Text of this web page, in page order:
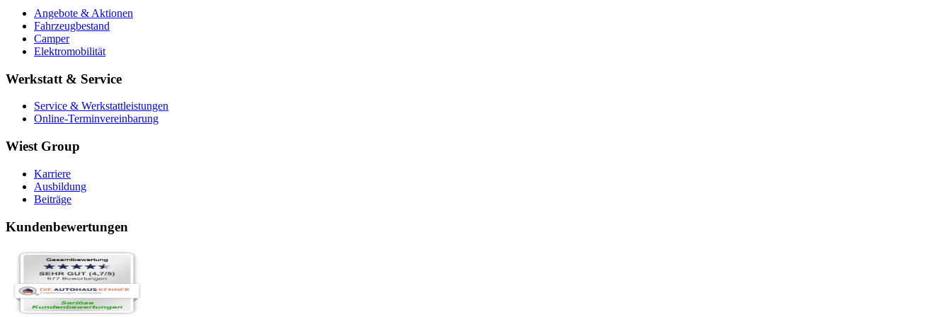
Angebote & Aktionen
Fahrzeugbestand
Camper
Elektromobilität
Werkstatt & Service
Service & Werkstattleistungen
Online-Terminvereinbarung
Wiest Group
Karriere
Ausbildung
Beiträge
Kundenbewertungen